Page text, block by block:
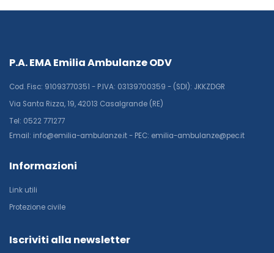
P.A. EMA Emilia Ambulanze ODV
Cod. Fisc: 91093770351 - P.IVA: 03139700359 - (SDI): JKKZDGR
Via Santa Rizza, 19, 42013 Casalgrande (RE)
Tel: 0522 771277
Email: info@emilia-ambulanze.it - PEC: emilia-ambulanze@pec.it
Informazioni
Link utili
Protezione civile
Iscriviti alla newsletter